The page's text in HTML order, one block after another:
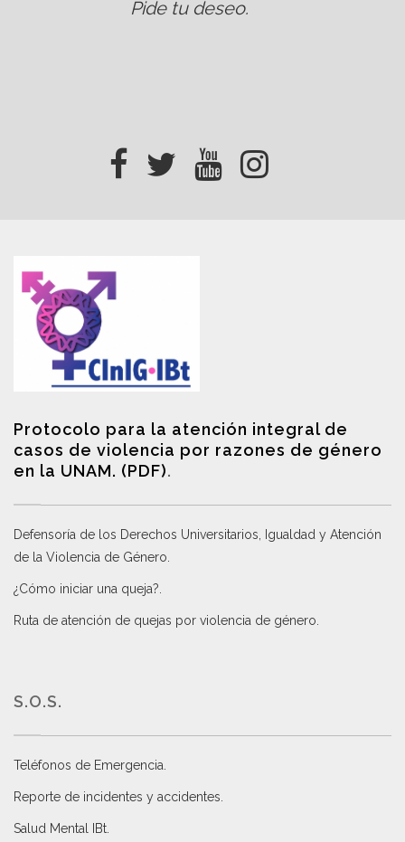
Pide tu deseo.
Protocolo para la atención integral de
casos de violencia por razones de género
en la UNAM. (PDF).
Defensoría de los Derechos Universitarios, Igualdad y Atención
de la Violencia de Género
¿Cómo iniciar una queja?
Ruta de atención de quejas por violencia de género
S.O.S.
Teléfonos de Emergencia.
Reporte de incidentes y accidentes
Salud Mental IBt